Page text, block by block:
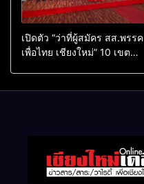
เปิดตัว “ว่าที่ผู้สมัคร สส.พรรค
เพื่อไทย เชียงใหม่” 10 เขต